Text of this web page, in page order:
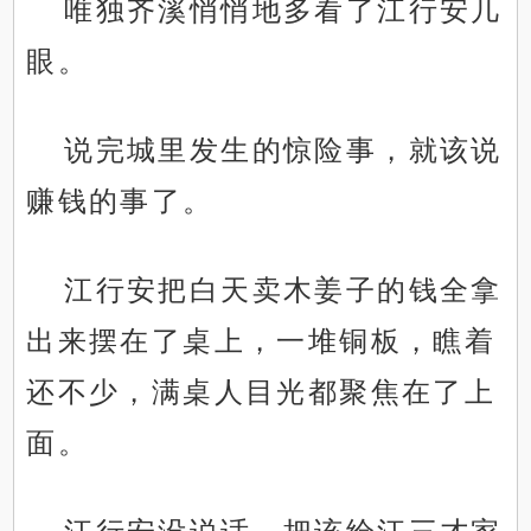
唯独齐溪悄悄地多看了江行安几
眼。
说完城里发生的惊险事，就该说
赚钱的事了。
江行安把白天卖木姜子的钱全拿
出来摆在了桌上，一堆铜板，瞧着
还不少，满桌人目光都聚焦在了上
面。